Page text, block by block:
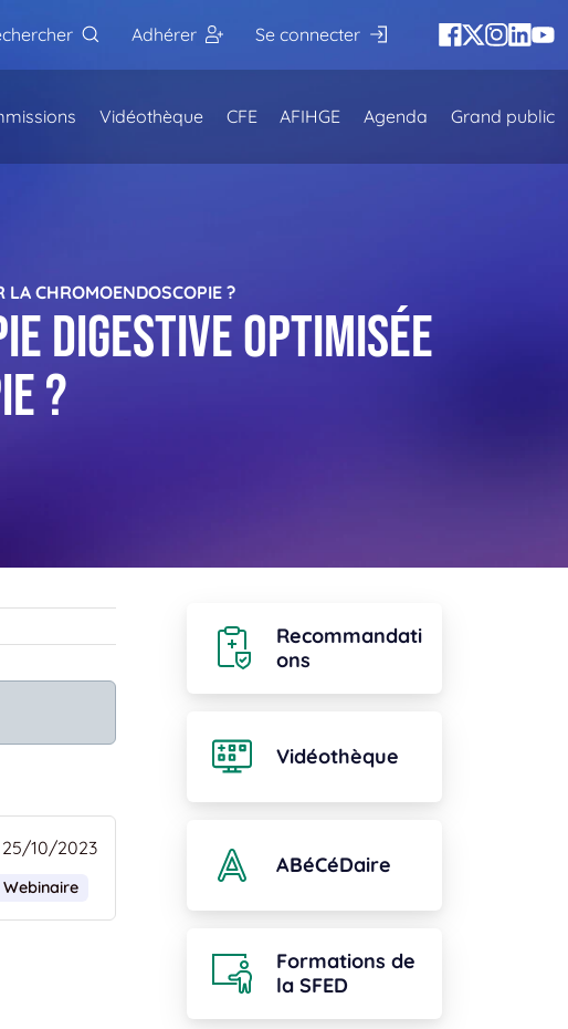
Adhérer Se connecter
Vidéothèque CFE AFIHGE Agenda Grand public
LA CHROMOENDOSCOPIE ?
digestive optimisée
?
25/10/2023
Webinaire
Recommandati
ons
Vidéothèque
ABéCéDaire
Formations de
la SFED